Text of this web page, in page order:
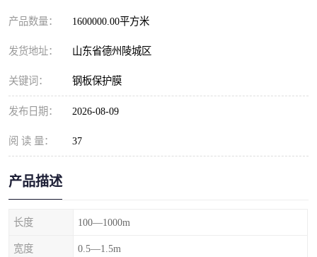
产品数量： 1600000.00平方米
发货地址： 山东省德州陵城区
关键词： 钢板保护膜
发布日期： 2026-08-09
阅 读 量： 37
产品描述
长度 100—1000m
宽度 0.5—1.5m